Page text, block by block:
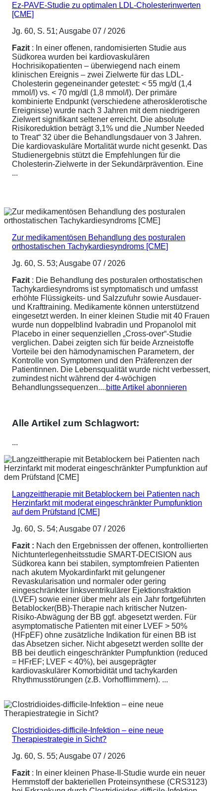
Ez-PAVE-Studie zu optimalen LDL-Cholesterinwerten
[CME]
Jg. 60, S. 51; Ausgabe 07 / 2026
Fazit : In einer offenen, randomisierten Studie aus
Südkorea wurden bei kardiovaskulären
Hochrisikopatienten – überwiegend nach einem
klinischen Ereignis – zwei Zielwerte für das LDL-
Cholesterin gegeneinander getestet: < 55 mg/d (1,4
mmol/l) vs. < 70 mg/dl (1,8 mmol/l). Der primäre
kombinierte Endpunkt (verschiedene atherosklerotische
Ereignisse) wurde nach 3 Jahren mit dem niedrigeren
Zielwert signifikant seltener erreicht. Die absolute
Risikoreduktion beträgt 3,1% und die „Number Needed
to Treat“ 32 über die Behandlungsdauer von 3 Jahren.
Die kardiovaskuläre Mortalität wurde nicht gesenkt. Das
Studienergebnis stützt die Empfehlungen für die
Cholesterin-Zielwerte in der Sekundärprävention. Eine
...
Zur medikamentösen Behandlung des posturalen
orthostatischen Tachykardiesyndroms [CME]
Jg. 60, S. 53; Ausgabe 07 / 2026
Fazit : Die Behandlung des posturalen orthostatischen
Tachykardiesyndroms ist symptomatisch und umfasst
erhöhte Flüssigkeits- und Salzzufuhr sowie Ausdauer-
und Krafttraining. Medikamente können unterstützend
eingesetzt werden. In einer kleinen Studie mit 40 Frauen
wurde nun doppelblind Ivabradin und Propanolol mit
Placebo in einer sequenziellen „Cross-over“-Studie
verglichen. Dabei zeigten sich für beide Arzneistoffe
Vorteile bei den hämodynamischen Parametern, der
Kontrolle von Symptomen und den Präferenzen der
Patientinnen. Die Lebensqualität wurde nicht verbessert,
zumindest nicht während der 4-wöchigen
Behandlungssequenzen....bitte Artikel abonnieren
Alle Artikel zum Schlagwort:
...
Langzeittherapie mit Betablockern bei Patienten nach
Herzinfarkt mit moderat eingeschränkter Pumpfunktion
auf dem Prüfstand [CME]
Jg. 60, S. 54; Ausgabe 07 / 2026
Fazit : Nach den Ergebnissen der offenen, kontrollierten
Nichtunterlegenheitsstudie SMART-DECISION aus
Südkorea kann bei stabilen, symptomfreien Patienten
nach akutem Myokardinfarkt mit gelungener
Revaskularisation und normaler oder gering
eingeschränkter linksventrikulärer Ejektionsfraktion
(LVEF) sowie einer über mehr als ein Jahr fortgeführten
Betablocker(BB)-Therapie nach kritischer Nutzen-
Risiko-Abwägung der BB ggf. abgesetzt werden. Für
asymptomatische Patienten mit einer LVEF > 50%
(HFpEF) ohne zusätzliche Indikation für einen BB ist
das Absetzen sicher. Nicht abgesetzt werden sollte der
BB bei deutlich eingeschränkter Pumpfunktion (reduced
= HFrEF; LVEF < 40%), bei ausgeprägter
kardiovaskulärer Komorbidität und tachykarden
Rhythmusstörungen (z.B. Vorhofflimmern). ...
Clostridioides-difficile-Infektion – eine neue
Therapiestrategie in Sicht?
Jg. 60, S. 55; Ausgabe 07 / 2026
Fazit : In einer kleinen Phase-II-Studie wurde ein neuer
Hemmstoff der bakteriellen Proteinsynthese (CRS3123)